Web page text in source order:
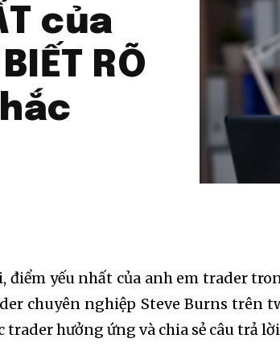
của
RÕ
điểm yếu nhất của anh em trader
chuyên nghiệp Steve Burns trên
trader hưởng ứng và chia sẻ câu trả